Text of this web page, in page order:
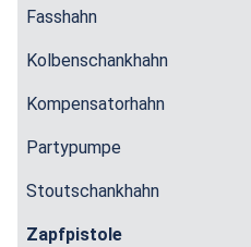
Fasshahn
Kolbenschankhahn
Kompensatorhahn
Partypumpe
Stoutschankhahn
Zapfpistole